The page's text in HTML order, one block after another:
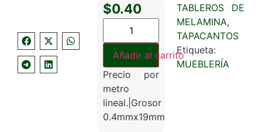
$0.40
Añadir al carrito
Precio por
metro
lineal.|Grosor
0.4mmx19mm
TABLEROS DE
MELAMINA,
TAPACANTOS
Etiqueta:
MUEBLERÍA